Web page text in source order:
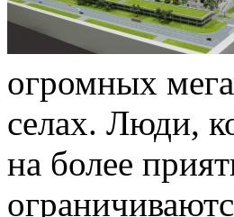
огромных
селах. Люди,
на более